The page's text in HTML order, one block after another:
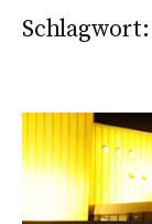
Schlagwort: